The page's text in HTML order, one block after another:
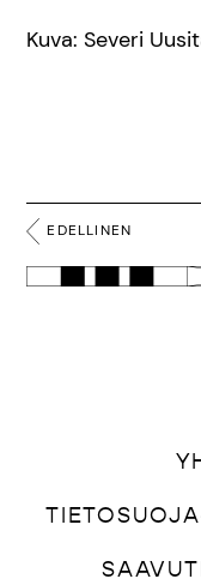
Kuva: Severi
EDELLINEN